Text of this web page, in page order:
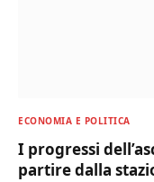
ECONOMIA E POLITICA
I progressi
partire dalla